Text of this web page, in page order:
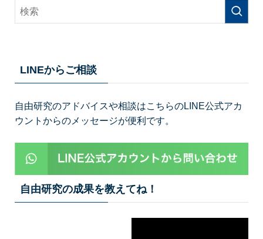
LINEからご相談
自由研究のアドバイスや相談はこちらのLINE公式アカ
ウントからのメッセージが便利です。
自由研究の成果を教えてね！